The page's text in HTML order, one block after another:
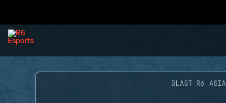
BLAST R6 ASIA